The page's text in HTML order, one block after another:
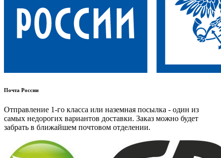
Почта России
Отправление 1-го класса или наземная посылка - один из
самых недорогих вариантов доставки. Заказ можно будет
забрать в ближайшем почтовом отделении.